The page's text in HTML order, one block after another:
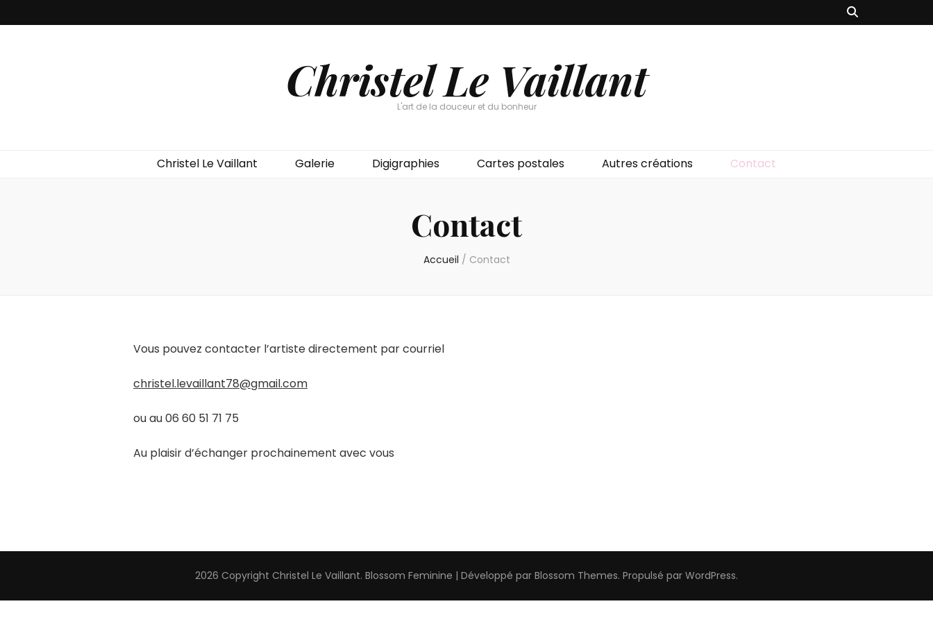
Christel Le Vaillant
L'art de la douceur et du bonheur
Christel Le Vaillant Galerie Digigraphies Cartes postales Autres créations Contact
Contact
Accueil / Contact
Vous pouvez contacter l’artiste directement par courriel
christel.levaillant78@gmail.com
ou au 06 60 51 71 75
Au plaisir d’échanger prochainement avec vous
2026 Copyright Christel Le Vaillant. Blossom Feminine | Développé par Blossom Themes. Propulsé par WordPress.